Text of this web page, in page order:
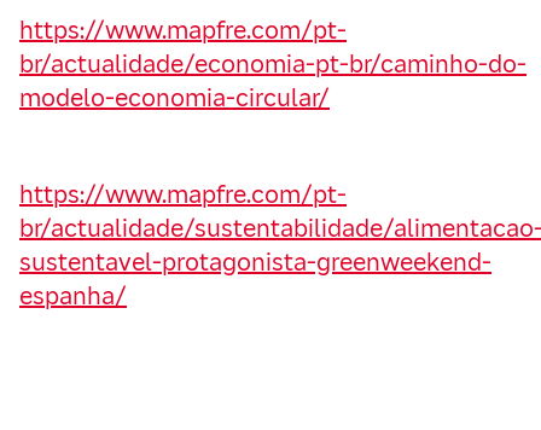
https://www.mapfre.com/pt-
br/actualidade/economia-pt-br/caminho-do-
modelo-economia-circular/
https://www.mapfre.com/pt-
br/actualidade/sustentabilidade/
sustentavel-protagonista-greenweekend-
espanha/